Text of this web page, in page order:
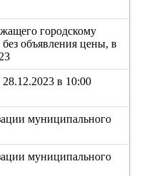
городскому
объявления цены, в
в 10:00
муниципального
муниципального